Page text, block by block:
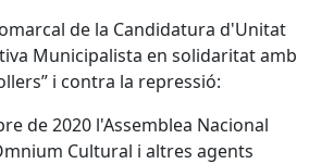
de la Candidatura d'Unitat
Municipalista en solidaritat amb
i contra la repressió:
de 2020 l'Assemblea Nacional
Cultural i altres agents